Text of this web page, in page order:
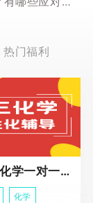
热门福利
渭南高三化学一对一个性化辅导课程
化学